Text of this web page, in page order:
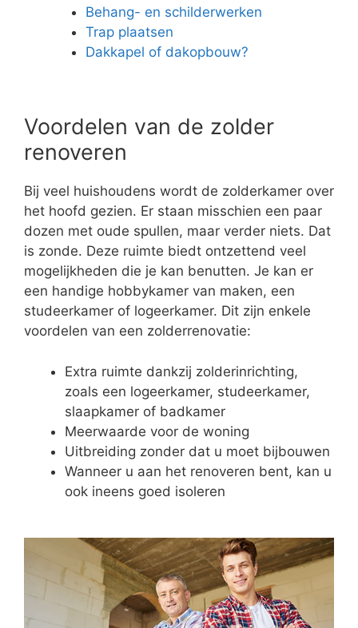
Behang- en schilderwerken
Trap plaatsen
Dakkapel of dakopbouw?
Voordelen van de zolder
renoveren
Bij veel huishoudens wordt de zolderkamer over
het hoofd gezien. Er staan misschien een paar
dozen met oude spullen, maar verder niets. Dat
is zonde. Deze ruimte biedt ontzettend veel
mogelijkheden die je kan benutten. Je kan er
een handige hobbykamer van maken, een
studeerkamer of logeerkamer. Dit zijn enkele
voordelen van een zolderrenovatie:
Extra ruimte dankzij zolderinrichting,
zoals een logeerkamer, studeerkamer,
slaapkamer of badkamer
Meerwaarde voor de woning
Uitbreiding zonder dat u moet bijbouwen
Wanneer u aan het renoveren bent, kan u
ook ineens goed isoleren